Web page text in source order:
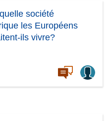
société
les Européens
ils vivre?